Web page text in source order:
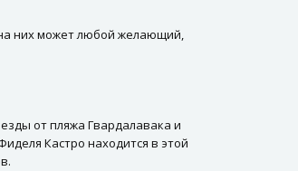
них может любой желающий,
от пляжа Гвардалавака и
Кастро находится в этой